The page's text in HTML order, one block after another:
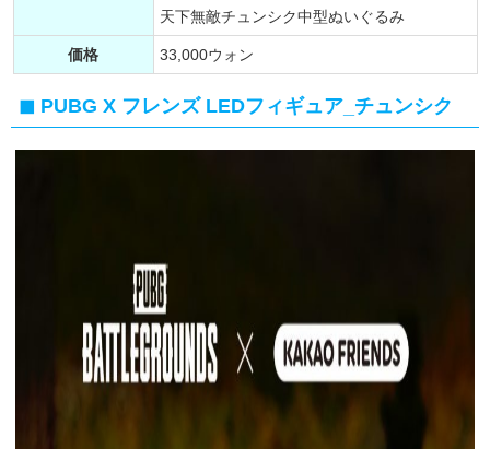
天下無敵チュンシク中型ぬいぐるみ
価格 33,000ウォン
PUBG X フレンズ LEDフィギュア_チュンシク